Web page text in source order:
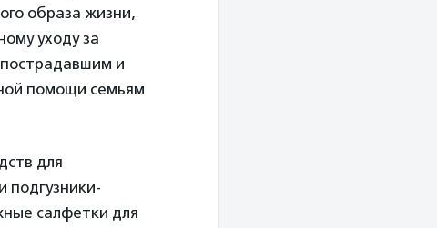
образа жизни,
уходу за
и
помощи семьям
для
подгузники-
салфетки для